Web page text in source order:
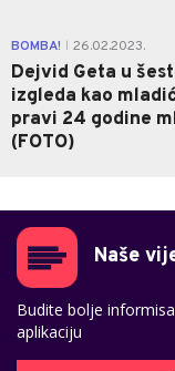
BOMBA! 26.02.2023.
Dejvid Geta u
izgleda kao
pravi 24 godine
(FOTO)
Naše
Budite bolje
aplikaciju